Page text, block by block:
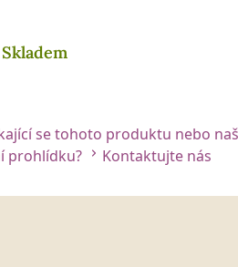
Skladem
se tohoto produktu nebo
prohlídku?
Kontaktujte nás